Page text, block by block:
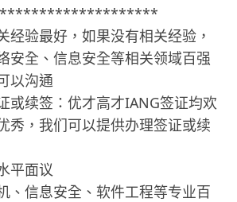
经验最好，如果没有相关经验，
安全、信息安全等相关领域百强
以沟通
或续签：优才高才IANG签证均欢
秀，我们可以提供办理签证或续
平面议
、信息安全、软件工程等专业百